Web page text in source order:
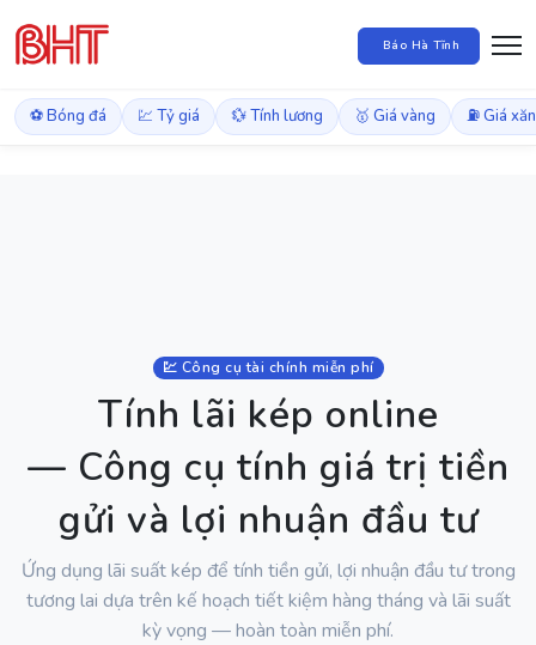
Báo Hà Tĩnh
⚽ Bóng đá 💹 Tỷ giá 💱 Tính lương 🥇 Giá vàng ⛽ Giá
💹 Công cụ tài chính miễn phí
Tính lãi kép online
— Công cụ tính giá trị tiền
gửi và lợi nhuận đầu tư
Ứng dụng lãi suất kép để tính tiền gửi, lợi nhuận đầu tư trong
tương lai dựa trên kế hoạch tiết kiệm hàng tháng và lãi suất
kỳ vọng — hoàn toàn miễn phí.